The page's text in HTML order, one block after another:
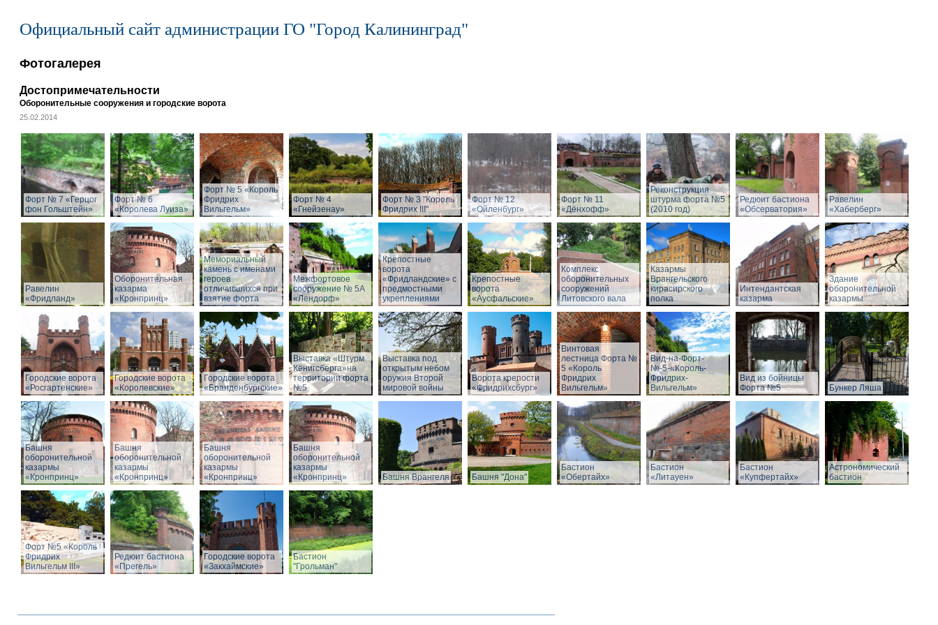
Официальный сайт администрации ГО "Город Калининград"
Фотогалерея
Достопримечательности
Оборонительные сооружения и городские ворота
25.02.2014
Форт № 7 «Герцог
фон Гольштейн»
Форт № 6
«Королева Луиза»
Форт № 5 «Король
Фридрих
Вильгельм»
Форт № 4
«Гнейзенау»
Форт № 3 "Король
Фридрих III"
Форт № 12
«Ойленбург»
Форт № 11
«Дёнхофф»
Реконструкция
штурма форта №5
(2010 год)
Редюит бастиона
«Обсерватория»
Равелин
«Хаберберг»
Равелин
«Фридланд»
Оборонительная
казарма
«Кронпринц»
Мемориальный
камень с именами
героев
отличившихся при
взятие форта
Межфортовое
сооружение № 5А
«Лендорф»
Крепостные
ворота
«Фридландские» с
предмостными
укреплениями
Крепостные
ворота
«Аусфальские»
Комплекс
оборонительных
сооружений
Литовского вала
Казармы
Врангельского
кирасирского
полка
Интендантская
казарма
Здание
оборонительной
казармы
Городские ворота
«Росгартенские»
Городские ворота
«Королевские»
Городские ворота
«Бранденбургские»
Выставка «Штурм
Кёнигсберга»на
территории форта
№5
Выставка под
открытым небом
оружия Второй
мировой войны
Ворота крепости
«Фридрихсбург»
Винтовая
лестница Форта №
5 «Король
Фридрих
Вильгельм»
Вид-на-Форт-
№-5-«Король-
Фридрих-
Вильгельм»
Вид из бойницы
Форта №5
Бункер Ляша
Башня
оборонительной
казармы
«Кронпринц»
Башня
оборонительной
казармы
«Кронпринц»
Башня
оборонительной
казармы
«Кронпринц»
Башня
оборонительной
казармы
«Кронпринц»
Башня Врангеля Башня "Дона"
Бастион
«Обертайх»
Бастион
«Литауен»
Бастион
«Купфертайх»
Астрономический
бастион
Форт №5 «Король
Фридрих
Вильгельм III»
Редюит бастиона
«Прегель»
Городские ворота
«Закхаймские»
Бастион
"Грольман"